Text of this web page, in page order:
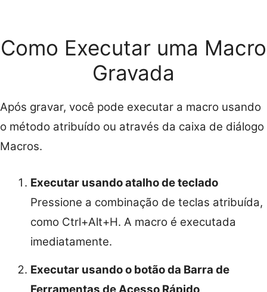
Como Executar uma Macro
Gravada
Após gravar, você pode executar a macro usando
o método atribuído ou através da caixa de diálogo
Macros.
Executar usando atalho de teclado
Pressione a combinação de teclas atribuída,
como Ctrl+Alt+H. A macro é executada
imediatamente.
Executar usando o botão da Barra de
Ferramentas de Acesso Rápido